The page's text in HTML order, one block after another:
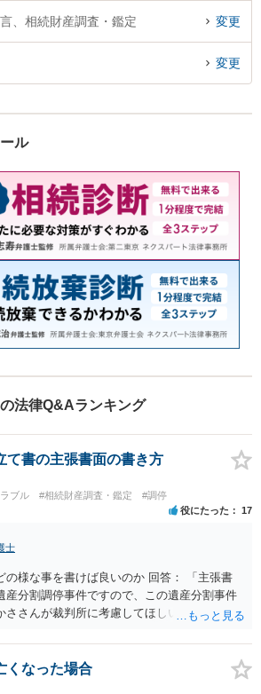
、相続財産調査・鑑定 変更
変更
ル
法律Q&Aランキング
て書の主張書面の書き方
ブル #相続財産調査・鑑定 #調停
役にたった 17
士
の様な事を書けば良いのか 回答： 「主張書
産分割調停事件ですので、この遺産分割事件
ささんが裁判所に考慮してほしいと思う、亡
たい事実や考慮してほしい事情に関連して
あれば、主張書面とは別で提出できます。も
くないような資料がある場合、「非開示の希
くなった場合